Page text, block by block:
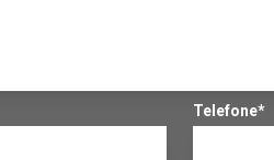
Telefone*